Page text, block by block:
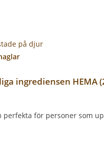
på djur
ingrediensen HEMA
perfekta för personer som